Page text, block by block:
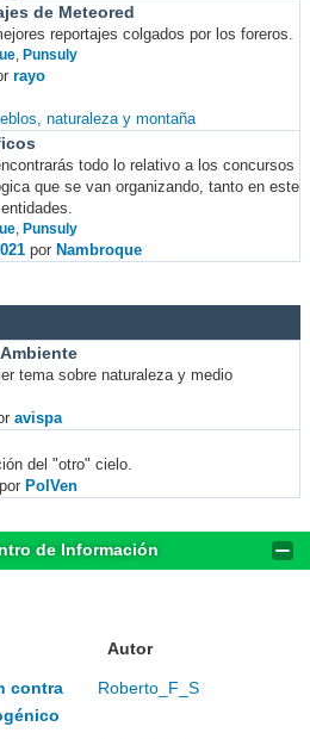
de Meteored
reportajes colgados por los foreros.
, Punsuly
rayo
naturaleza y montaña
todo lo relativo a los concursos
que se van organizando, tanto en este
, Punsuly
por Nambroque
tema sobre naturaleza y medio
avispa
del "otro" cielo.
por PolVen
de Información
Autor
contra
Roberto_F_S